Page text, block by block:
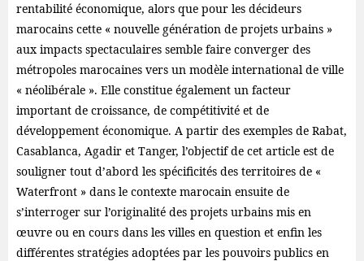
rentabilité économique, alors que pour les décideurs
marocains cette « nouvelle génération de projets urbains »
aux impacts spectaculaires semble faire converger des
métropoles marocaines vers un modèle international de ville
« néolibérale ». Elle constitue également un facteur
important de croissance, de compétitivité et de
développement économique. A partir des exemples de Rabat,
Casablanca, Agadir et Tanger, l’objectif de cet article est de
souligner tout d’abord les spécificités des territoires de «
Waterfront » dans le contexte marocain ensuite de
s’interroger sur l’originalité des projets urbains mis en
œuvre ou en cours dans les villes en question et enfin les
différentes stratégies adoptées par les pouvoirs publics en